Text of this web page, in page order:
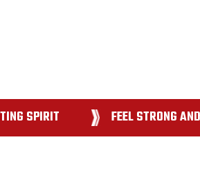
SPIRIT FEEL STRONG